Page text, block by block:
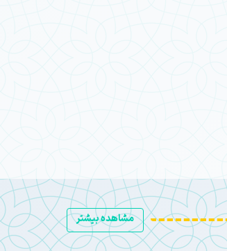
مشاهده بیشتر